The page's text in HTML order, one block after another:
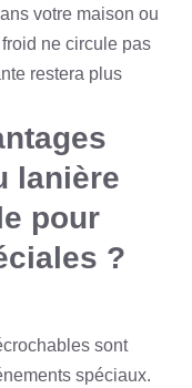
votre maison ou
ne circule pas
restera plus
lanière
pour
?
sont
spéciaux.